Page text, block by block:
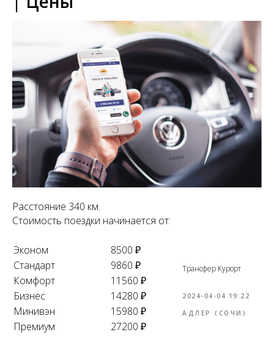
Расстояние 340 км.
Стоимость поездки начинается от:
Эконом
8500 ₽
Стандарт
9860 ₽
Комфорт
11560 ₽
Бизнес
14280 ₽
Минивэн
15980 ₽
Премиум
27200 ₽
Трансфер Курорт
2024-04-04 19:22
АДЛЕР (СОЧИ)